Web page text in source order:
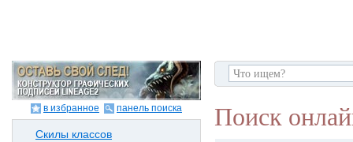
в избранное панель поиска
Скилы классов
Поиск